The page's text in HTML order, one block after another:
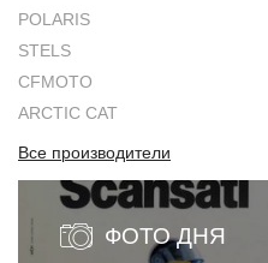
POLARIS
STELS
CFMOTO
ARCTIC CAT
Все производители
ФОТО ДНЯ